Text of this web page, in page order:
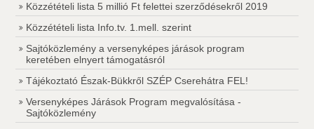
Közzétételi lista 5 millió Ft felettei szerződésekről 2019
Közzétételi lista Info.tv. 1.mell. szerint
Sajtóközlemény a versenyképes járások program
keretében elnyert támogatásról
Tájékoztató Észak-Bükkről SZÉP Cserehátra FEL!
Versenyképes Járások Program megvalósítása -
Sajtóközlemény